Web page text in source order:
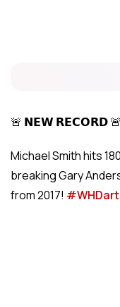
🚨 𝗡𝗘𝗪 𝗥𝗘𝗖𝗢𝗥𝗗 🚨
Michael Smith hits
breaking Gary
from 2017!